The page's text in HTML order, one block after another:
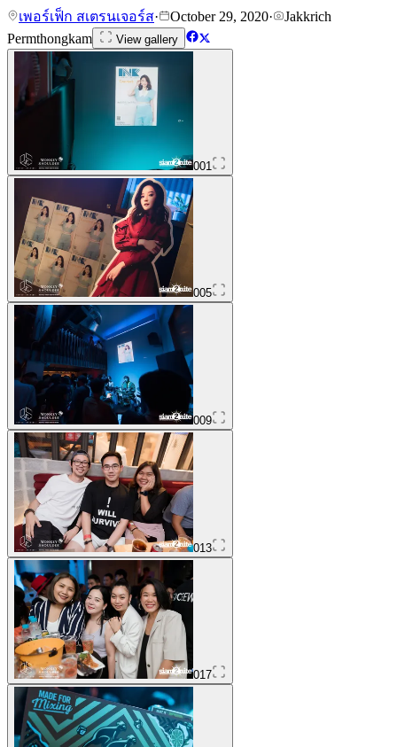
เพอร์เฟ็ก สเตรนเจอร์ส· October 29, 2020·
Jakkrich
Permthongkam
View gallery
001
005
009
013
017